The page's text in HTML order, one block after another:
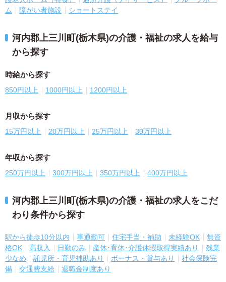
ム
障がい者施設 ショートステイ
河内郡上三川町(栃木県)の介護・福祉の求人を給与
から探す
時給から探す
850円以上 1000円以上 1200円以上
月収から探す
15万円以上 20万円以上 25万円以上 30万円以上
年収から探す
250万円以上 300万円以上 350万円以上 400万円以上
河内郡上三川町(栃木県)の介護・福祉の求人をこだ
わり条件から探す
駅から徒歩10分以内 車通勤可 住宅手当・補助 未経験OK
無資
格OK
高収入 日勤のみ 産休･育休･介護休暇取得実績あり
残業
少なめ
託児所・育児補助あり ボーナス・賞与あり
社会保険完
備
交通費支給 退職金制度あり